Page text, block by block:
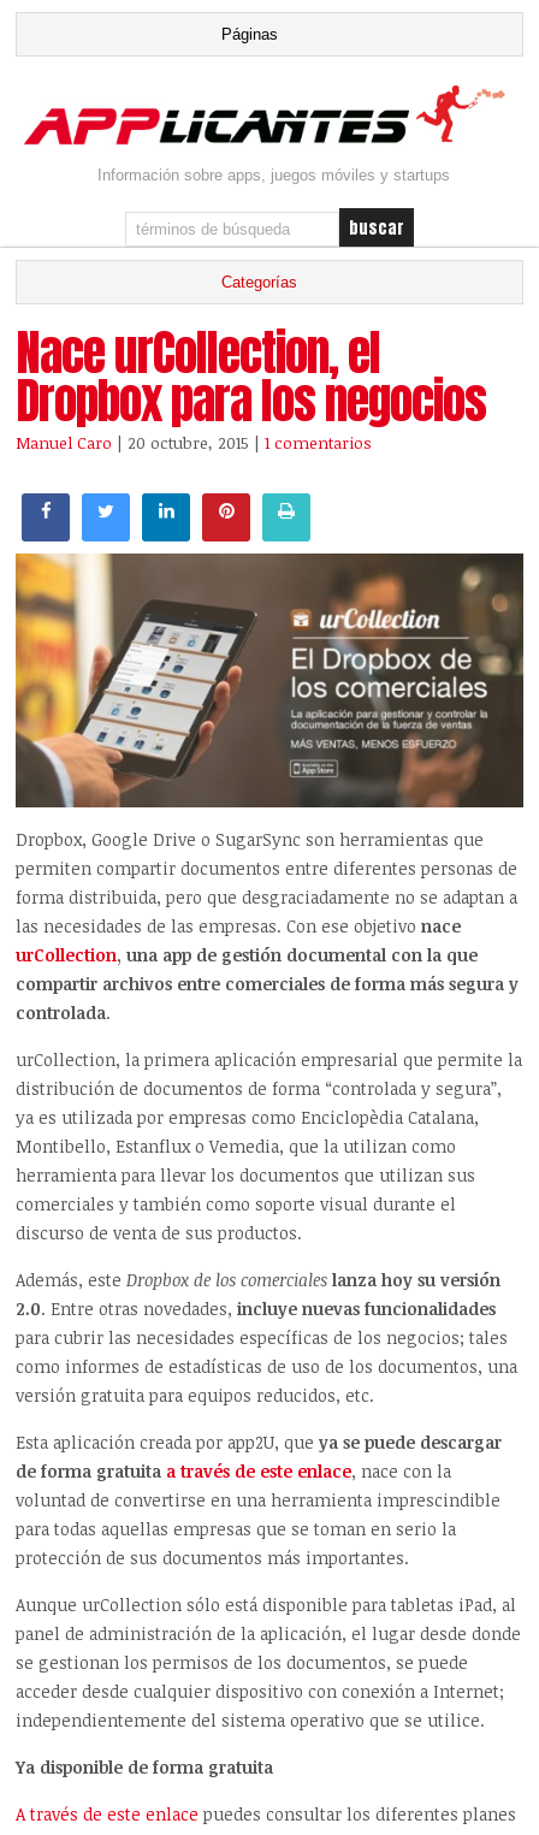
Información sobre apps, juegos móviles y startups
Nace urCollection, el
Dropbox para los negocios
Manuel Caro | 20 octubre, 2015 |1 comentarios
Dropbox, Google Drive o SugarSync son herramientas que
permiten compartir documentos entre diferentes personas de
forma distribuida, pero que desgraciadamente no se adaptan a
las necesidades de las empresas. Con ese objetivonace
urCollection, una app de gestión documental con la que
compartir archivos entre comerciales de forma más segura y
controlada.
urCollection, la primera aplicación empresarial que permite la
distribución de documentos de forma “controlada y segura”,
ya es utilizada por empresas como Enciclopèdia Catalana,
Montibello, Estanflux o Vemedia, que la utilizan como
herramienta para llevar los documentos que utilizan sus
comerciales y también como soporte visual durante el
discurso de venta de sus productos.
Además, esteDropbox de los comerciales lanza hoy su versión
2.0. Entre otras novedades,incluye nuevas funcionalidades
para cubrir las necesidades específicas de los negocios; tales
como informes de estadísticas de uso de los documentos, una
versión gratuita para equipos reducidos, etc.
Esta aplicación creada por app2U, queyase puede descargar
de forma gratuita a través de este enlace, nace con la
voluntad de convertirse en una herramienta imprescindible
para todas aquellas empresas que se toman en serio la
protección de sus documentos más importantes.
Aunque urCollection sólo está disponible para tabletas iPad, al
panel de administración de la aplicación, el lugar desde donde
se gestionan los permisos de los documentos, se puede
acceder desde cualquier dispositivo con conexión a Internet;
independientemente del sistema operativo que se utilice.
Ya disponible de forma gratuita
A través de este enlace puedes consultar los diferentes planes